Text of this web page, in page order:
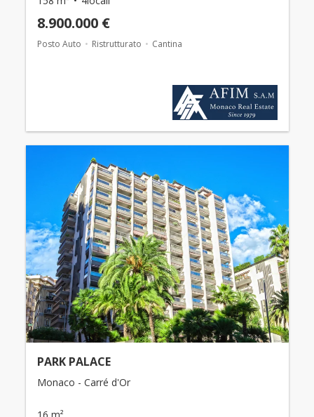
8.900.000 €
Posto Auto Ristrutturato Cantina
PARK PALACE
Monaco - Carré d'Or